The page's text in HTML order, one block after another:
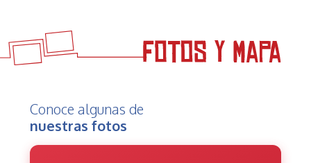
Conoce algunas de
nuestras fotos